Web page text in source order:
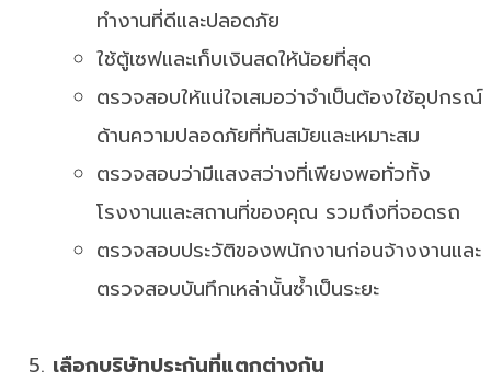
ทำงานที่ดีและปลอดภัย
ใช้ตู้เซฟและเก็บเงินสดให้น้อยที่สุด
ตรวจสอบให้แน่ใจเสมอว่าจำเป็นต้องใช้อุปกรณ์
ด้านความปลอดภัยที่ทันสมัยและเหมาะสม
ตรวจสอบว่ามีแสงสว่างที่เพียงพอทั่วทั้ง
โรงงานและสถานที่ของคุณ รวมถึงที่จอดรถ
ตรวจสอบประวัติของพนักงานก่อนจ้างงานและ
ตรวจสอบบันทึกเหล่านั้นซ้ำเป็นระยะ
เลือกบริษัทประกันที่แตกต่างกัน